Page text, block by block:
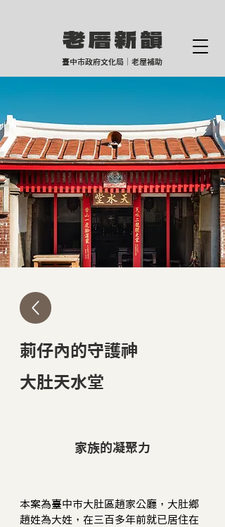
老厝新韻
臺中市政府文化局｜老屋補助
莿仔內的守護神
大肚天水堂
家族的凝聚力
本案為臺中市大肚區趙家公廳，大肚鄉
趙姓為大姓，在三百多年前就已居住在